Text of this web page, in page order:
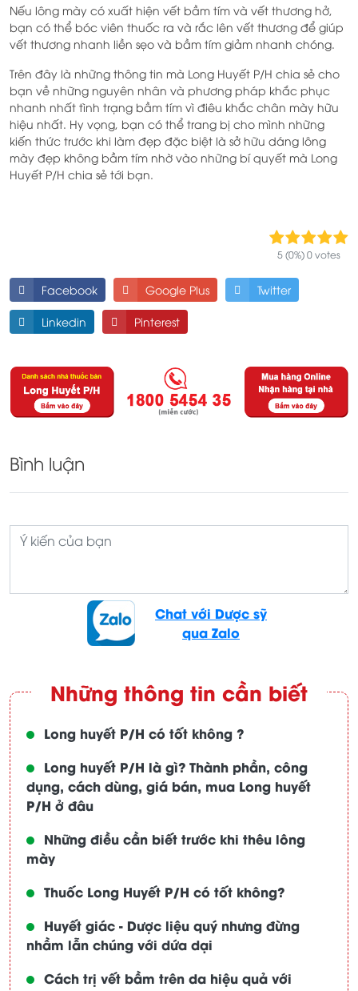
Nếu lông mày có xuất hiện vết bầm tím và vết thương hở,
bạn có thể bóc viên thuốc ra và rắc lên vết thương để giúp
vết thương nhanh liền sẹo và bầm tím giảm nhanh chóng.
Trên đây là những thông tin mà Long Huyết P/H chia sẻ cho
bạn về những nguyên nhân và phương pháp khắc phục
nhanh nhất tình trạng bầm tím vì điêu khắc chân mày hữu
hiệu nhất. Hy vọng, bạn có thể trang bị cho mình những
kiến thức trước khi làm đẹp đặc biệt là sở hữu dáng lông
mày đẹp không bầm tím nhờ vào những bí quyết mà Long
Huyết P/H chia sẻ tới bạn.
5 (0%) 0 votes
Facebook Google Plus Twitter
Linkedin Pinterest
Bình luận
Chat với Dược sỹ
qua Zalo
Những thông tin cần biết
Long huyết P/H có tốt không ?
Long huyết P/H là gì? Thành phần, công
dụng, cách dùng, giá bán, mua Long huyết
P/H ở đâu
Những điều cần biết trước khi thêu lông
mày
Thuốc Long Huyết P/H có tốt không?
Huyết giác - Dược liệu quý nhưng đừng
nhầm lẫn chúng với dứa dại
Cách trị vết bầm trên da hiệu quả với